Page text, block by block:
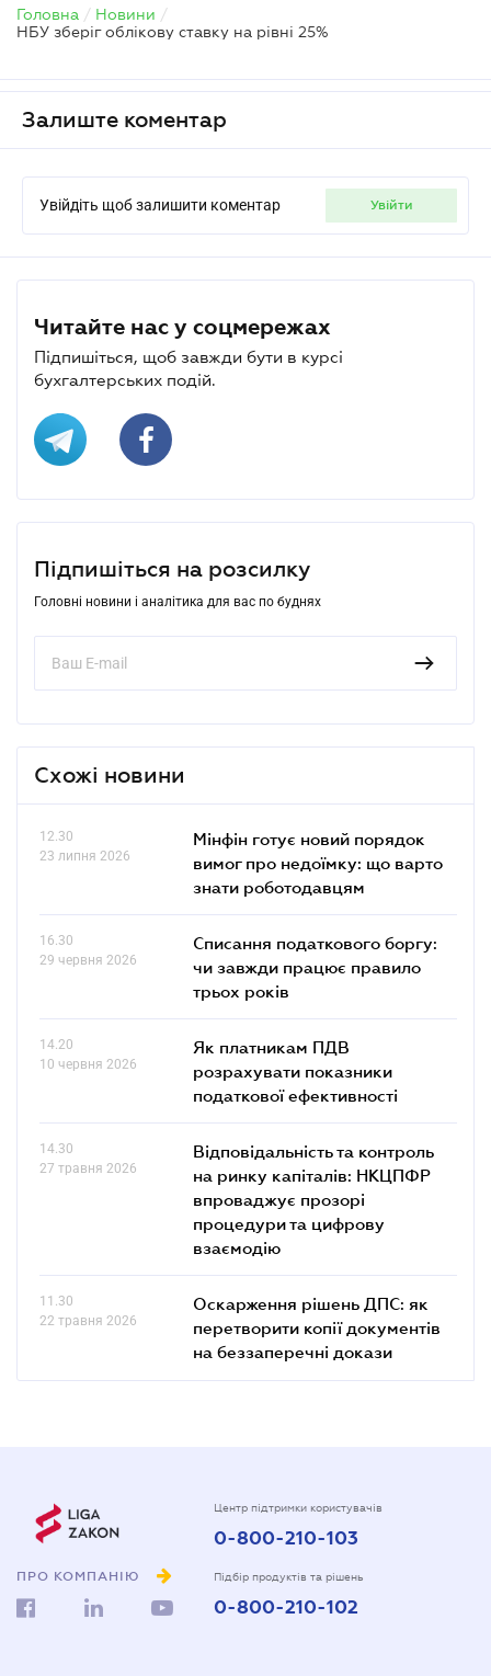
Головна / Новини /
НБУ зберіг облікову ставку на рівні 25%
Залиште коментар
Увійдіть щоб залишити коментар увійти
Читайте нас у соцмережах
Підпишіться, щоб завжди бути в курсі
бухгалтерських подій.
Підпишіться на розсилку
Головні новини і аналітика для вас по буднях
Схожі новини
12.30
23 липня 2026
Мінфін готує новий порядок
вимог про недоїмку: що варто
знати роботодавцям
16.30
29 червня 2026
Списання податкового боргу:
чи завжди працює правило
трьох років
14.20
10 червня 2026
Як платникам ПДВ
розрахувати показники
податкової ефективності
14.30
27 травня 2026
Відповідальність та контроль
на ринку капіталів: НКЦПФР
впроваджує прозорі
процедури та цифрову
взаємодію
11.30
22 травня 2026
Оскарження рішень ДПС: як
перетворити копії документів
на беззаперечні докази
ПРО КОМПАНІЮ
Центр підтримки користувачів
0-800-210-103
Підбір продуктів та рішень
0-800-210-102